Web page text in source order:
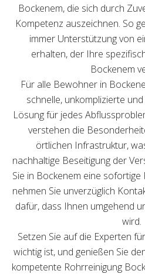
Bockenem, die sich durch
Kompetenz auszeichnen. So
immer Unterstützung von
erhalten, der Ihre
Bockenem
Für alle Bewohner in
schnelle, unkomplizierte
Lösung für jedes
verstehen die
örtlichen Infrastruktur,
nachhaltige Beseitigung der
Sie in Bockenem eine
nehmen Sie unverzüglich
dafür, dass Ihnen umgehend
wird.
Setzen Sie auf die Experten
wichtig ist, und genießen Sie
kompetente Rohrreinigung